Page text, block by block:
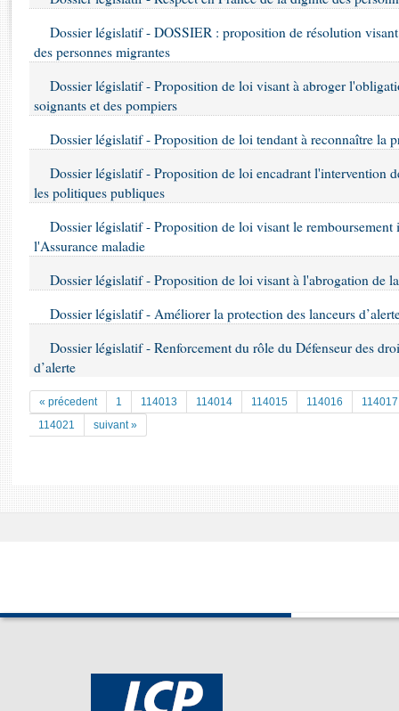
Rapports législatifs
Rapports sur l'application des lois
Baromètre de l’application des lois
Budget et sécurité sociale
Questions écrites et orales
Comptes rendus des débats
Dossier législatif - DOSSIER : proposition de résolution
des personnes migrantes
Dossier législatif - Proposition de loi visant à abroger
soignants et des pompiers
Dossier législatif - Proposition de loi tendant à reconnaître la
Dossier législatif - Proposition de loi encadrant l'intervention
les politiques publiques
Dossier législatif - Proposition de loi visant le remboursement
l'Assurance maladie
Dossier législatif - Proposition de loi visant à l'abrogation de
Dossier législatif - Améliorer la protection des lanceurs
Dossier législatif - Renforcement du rôle du Défenseur des
d’alerte
« précedent 1 114013 114014 114015 114016
114017
114021
suivant »